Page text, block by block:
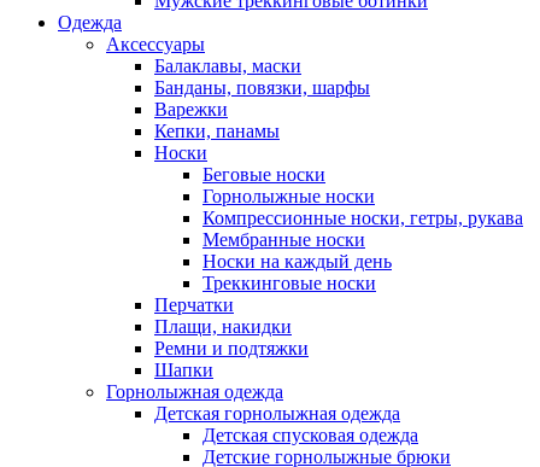
Одежда
Аксессуары
Балаклавы, маски
Банданы, повязки, шарфы
Варежки
Кепки, панамы
Носки
Беговые носки
Горнолыжные носки
Компрессионные носки, гетры, рукава
Мембранные носки
Носки на каждый день
Треккинговые носки
Перчатки
Плащи, накидки
Ремни и подтяжки
Шапки
Горнолыжная одежда
Детская горнолыжная одежда
Детская спусковая одежда
Детские горнолыжные брюки